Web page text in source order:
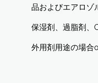
品およびエアロゾ
保湿剤、過脂剤、
外用剤用途の場合